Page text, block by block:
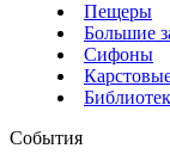
Пещеры
Большие
Сифоны
События